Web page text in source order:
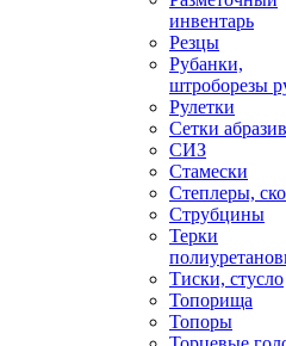
инвентарь
Резцы
Рубанки,
штроборезы
Рулетки
Сетки
СИЗ
Стамески
Степлеры,
Струбцины
Терки
Тиски, стусло
Топорища
Топоры